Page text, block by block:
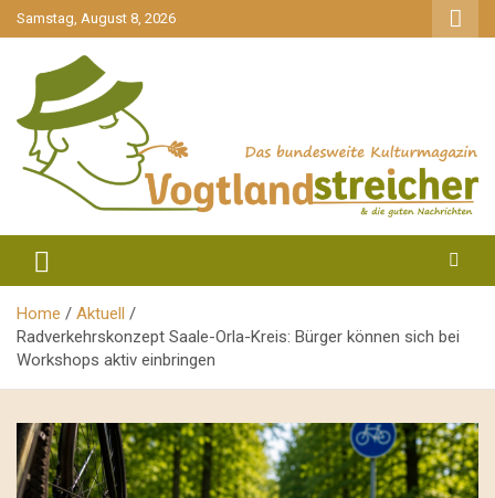
gehe
zum
Samstag, August 8, 2026
Vogtlandstreicher
Home
Aktuell
Radverkehrskonzept Saale-Orla-Kreis: Bürger können sich bei
Workshops aktiv einbringen